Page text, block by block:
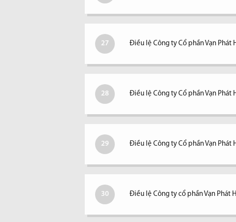
27 Điều lệ Công ty Cổ phần Vạn Phát
28 Điều lệ Công ty Cổ phần Vạn Phát
29 Điều lệ Công ty Cổ phần Vạn Phát
30 Điều lệ Công ty cổ phần Vạn Phát